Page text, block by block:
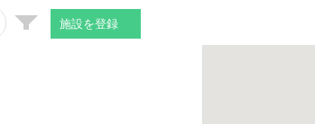
施設を登録